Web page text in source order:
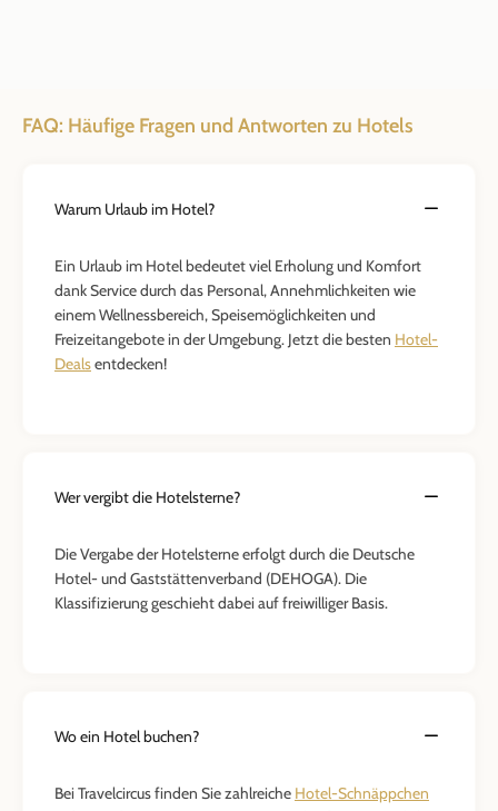
FAQ: Häufige Fragen und Antworten zu Hotels
Warum Urlaub im Hotel?
Ein Urlaub im Hotel bedeutet viel Erholung und Komfort
dank Service durch das Personal, Annehmlichkeiten wie
einem Wellnessbereich, Speisemöglichkeiten und
Freizeitangebote in der Umgebung. Jetzt die besten Hotel-
Dealsentdecken!
Wer vergibt die Hotelsterne?
Die Vergabe der Hotelsterne erfolgt durch die Deutsche
Hotel- und Gaststättenverband (DEHOGA). Die
Klassifizierung geschieht dabei auf freiwilliger Basis.
Wo ein Hotel buchen?
Bei Travelcircus finden Sie zahlreiche Hotel-Schnäppchen